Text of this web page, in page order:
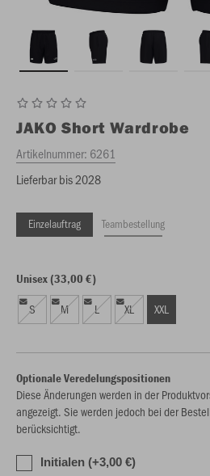
JAKO Short Wardrobe
Artikelnummer: 6261
Lieferbar bis 2028
Einzelauftrag Teambestellung
Unisex (33,00 €)
S M L XL XXL
Optionale Veredelungspositionen
Diese Änderungen werden in der
angezeigt. Sie werden jedoch bei der
berücksichtigt.
Initialen (+3,00 €)